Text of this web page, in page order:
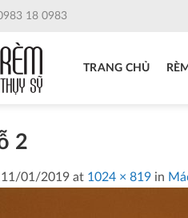
18 0983
TRANG CHỦ RÈM
2
11/01/2019 at 1024 × 819 in